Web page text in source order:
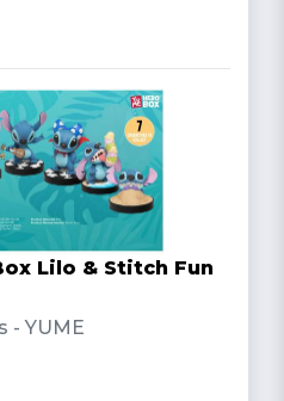
Lilo & Stitch Fun
- YUME